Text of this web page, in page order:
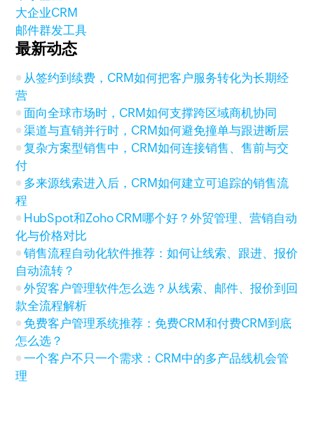
大企业CRM
邮件群发工具
最新动态
从签约到续费，CRM如何把客户服务转化为长期经
营
面向全球市场时，CRM如何支撑跨区域商机协同
渠道与直销并行时，CRM如何避免撞单与跟进断层
复杂方案型销售中，CRM如何连接销售、售前与交
付
多来源线索进入后，CRM如何建立可追踪的销售流
程
HubSpot和Zoho CRM哪个好？外贸管理、营销自动
化与价格对比
销售流程自动化软件推荐：如何让线索、跟进、报价
自动流转？
外贸客户管理软件怎么选？从线索、邮件、报价到回
款全流程解析
免费客户管理系统推荐：免费CRM和付费CRM到底
怎么选？
一个客户不只一个需求：CRM中的多产品线机会管
理